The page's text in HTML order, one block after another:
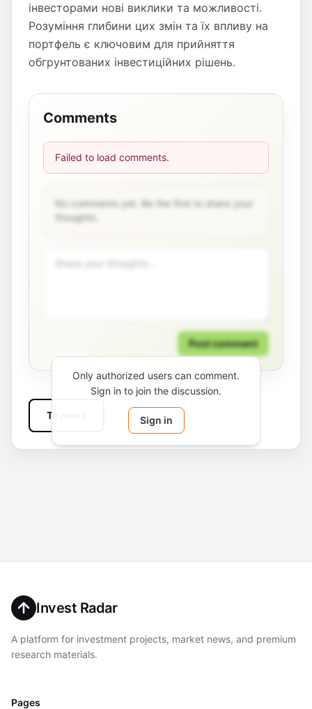
інвесторами нові виклики та можливості.
Розуміння глибини цих змін та їх впливу на
портфель є ключовим для прийняття
обгрунтованих інвестиційних рішень.
Comments
Failed to load comments.
No comments yet. Be the first to share your
thoughts.
Post comment
Only authorized users can comment.
Sign in to join the discussion.
Sign in
To news
Invest Radar
A platform for investment projects, market news, and premium
research materials.
Pages